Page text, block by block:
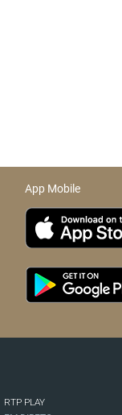
App Mobile
RTP PLAY